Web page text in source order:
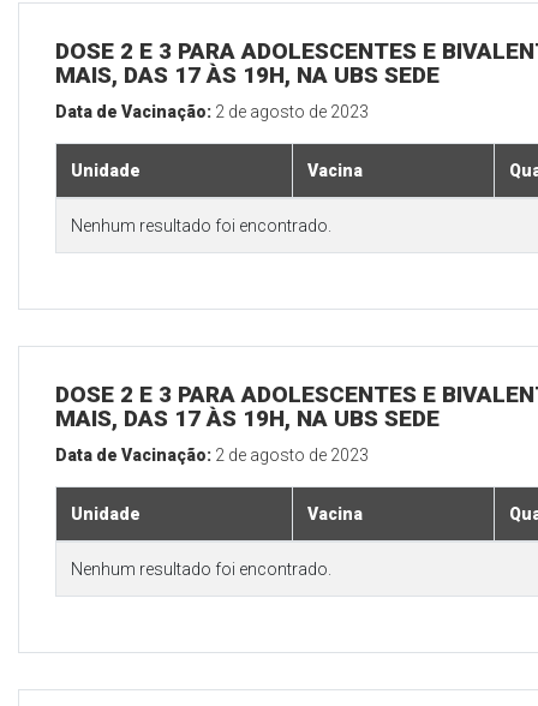
DOSE 2 E 3 PARA ADOLESCENTES E
MAIS, DAS 17 ÀS 19H, NA UBS SEDE
Data de Vacinação: 2 de agosto de 2023
Unidade Vacina
Nenhum resultado foi encontrado.
DOSE 2 E 3 PARA ADOLESCENTES E
MAIS, DAS 17 ÀS 19H, NA UBS SEDE
Data de Vacinação: 2 de agosto de 2023
Unidade Vacina
Nenhum resultado foi encontrado.